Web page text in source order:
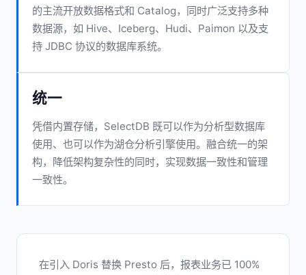
的主流开放数据格式和 Catalog，同时广泛支持多种
数据源，如 Hive、Iceberg、Hudi、Paimon 以及支
持 JDBC 协议的数据库系统。
统一
凭借内置存储，SelectDB 既可以作为分析型数据库
使用、也可以作为湖仓分析引擎使用。融合统一的架
构，降低架构复杂性的同时，实现数据一致性和管理
一致性。
在引入 Doris 替换 Presto 后，报表业务已 100%